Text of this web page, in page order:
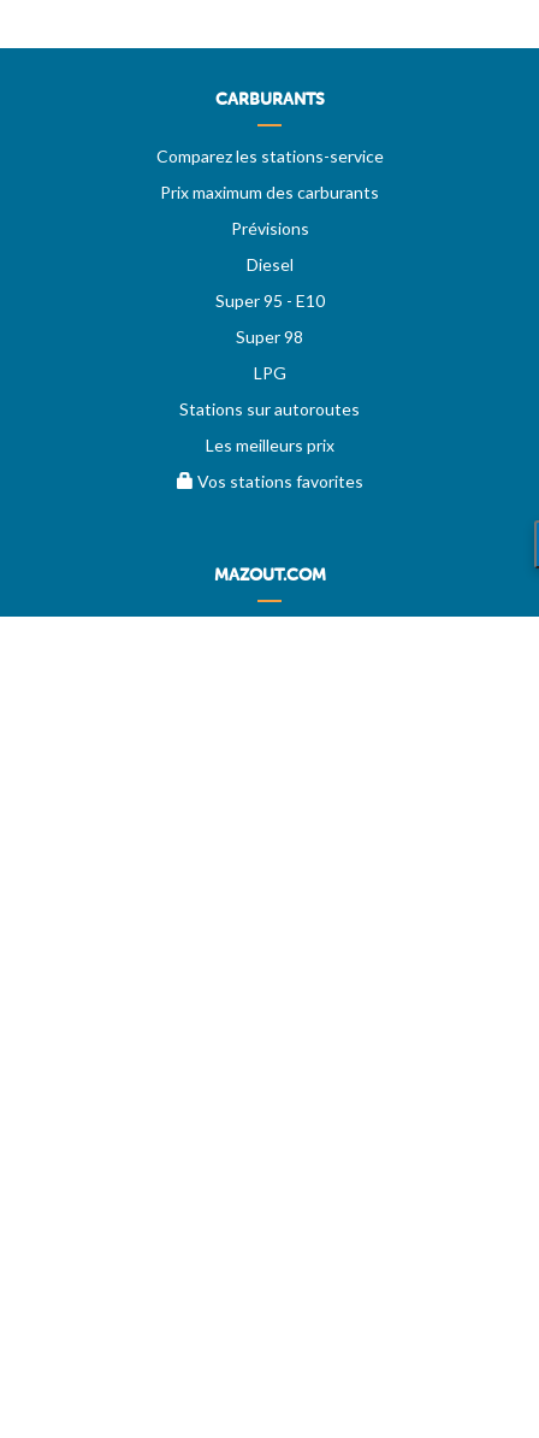
CARBURANTS
Comparez les stations-service
Prix maximum des carburants
Prévisions
Diesel
Super 95 - E10
Super 98
LPG
Stations sur autoroutes
Les meilleurs prix
Vos stations favorites
MAZOUT.COM